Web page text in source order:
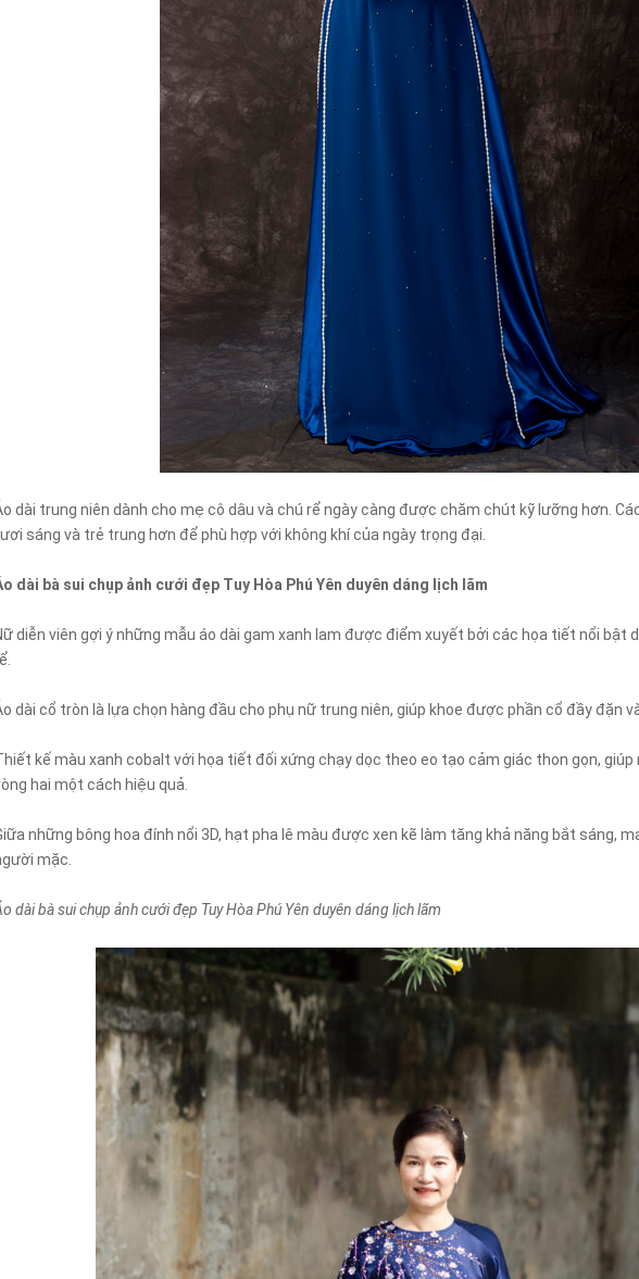
dài trung niên dành cho mẹ cô dâu và chú rể ngày càng được chăm chút kỹ lưỡng hơn.
sáng và trẻ trung hơn để phù hợp với không khí của ngày trọng đại.
dài bà sui chụp ảnh cưới đẹp Tuy Hòa Phú Yên duyên dáng lịch lãm
diễn viên gợi ý những mẫu áo dài gam xanh lam được điểm xuyết bởi các họa tiết nổi bật
dài cổ tròn là lựa chọn hàng đầu cho phụ nữ trung niên, giúp khoe được phần cổ đầy đặn
kế màu xanh cobalt với họa tiết đối xứng chạy dọc theo eo tạo cảm giác thon gọn,
hai một cách hiệu quả.
những bông hoa đính nổi 3D, hạt pha lê màu được xen kẽ làm tăng khả năng bắt sáng,
mặc.
dài bà sui chụp ảnh cưới đẹp Tuy Hòa Phú Yên duyên dáng lịch lãm